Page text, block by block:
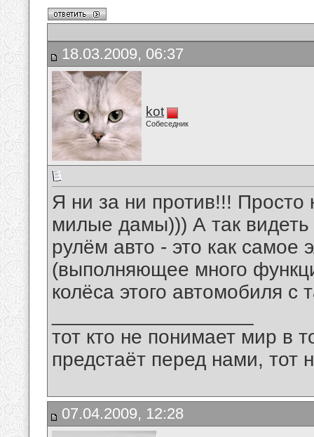
18.03.2009, 06:37
kot
Собеседник
Я ни за ни против!!! Просто
милые дамы))) А так
рулём авто - это как самое
(выполняющее много
колёса этого автомобиля с
тот кто не понимает мир в
предстаёт перед нами, тот
07.04.2009, 12:28